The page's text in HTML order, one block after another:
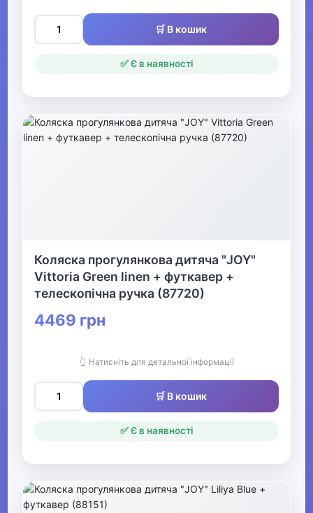
Офіс, школа, книги 🛒 В кошик
✅ Є в наявності
Коляска прогулянкова дитяча "JOY"
Vittoria Green linen + футкавер +
телескопічна ручка (87720)
4469 грн
👆 Натисніть для детальної інформації
🛒 В кошик
✅ Є в наявності